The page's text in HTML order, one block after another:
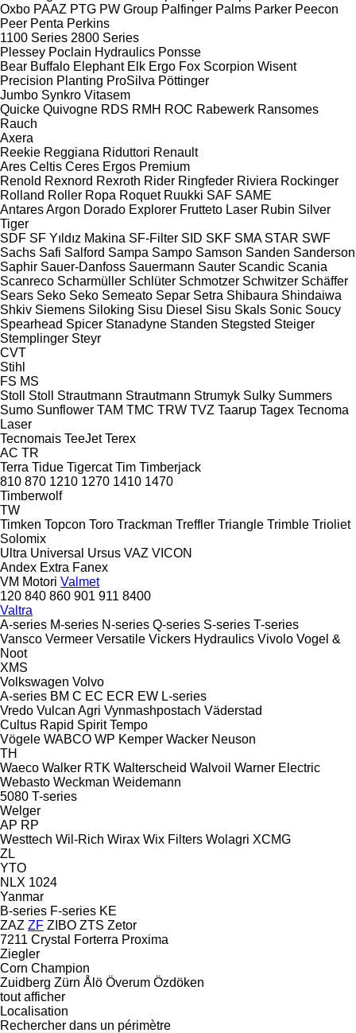
Oxbo PAAZ PTG PW Group Palfinger Palms Parker Peecon
Peer Penta Perkins
1100 Series 2800 Series
Plessey Poclain Hydraulics Ponsse
Bear Buffalo Elephant Elk Ergo Fox Scorpion Wisent
Precision Planting ProSilva Pöttinger
Jumbo Synkro Vitasem
Quicke Quivogne RDS RMH ROC Rabewerk Ransomes
Rauch
Axera
Reekie Reggiana Riduttori Renault
Ares Celtis Ceres Ergos Premium
Renold Rexnord Rexroth Rider Ringfeder Riviera Rockinger
Rolland Roller Ropa Roquet Ruukki SAF SAME
AntaresArgon Dorado Explorer Frutteto Laser Rubin Silver
Tiger
SDF SF Yıldız Makina SF-Filter SID SKF SMA STAR SWF
Sachs Safi Salford Sampa Sampo Samson Sanden Sanderson
Saphir Sauer-Danfoss Sauermann Sauter Scandic Scania
Scanreco Scharmüller Schlüter Schmotzer Schwitzer Schäffer
Sears Seko Seko Semeato Separ Setra Shibaura Shindaiwa
Shkiv Siemens Siloking Sisu Diesel Sisu Skals Sonic Soucy
Spearhead Spicer Stanadyne Standen Stegsted Steiger
Stemplinger Steyr
CVT
Stihl
FS MS
Stoll
Stoll Strautmann Strautmann Strumyk Sulky Summers
Sumo Sunflower TAM TMC TRW TVZ Taarup Tagex Tecnoma
Laser
Tecnomais TeeJet Terex
AC TR
Terra Tidue Tigercat Tim Timberjack
810 870 1210 1270 1410 1470
Timberwolf
TW
Timken Topcon Toro Trackman Treffler Triangle Trimble Trioliet
Solomix
Ultra Universal Ursus VAZ VICON
Andex Extra Fanex
VM Motori Valmet
120 840 860 901 911 8400
Valtra
A-series M-series N-series Q-series S-series T-series
Vansco Vermeer Versatile Vickers Hydraulics Vivolo Vogel &
Noot
XMS
Volkswagen Volvo
A-series BM C EC ECR EW L-series
Vredo Vulcan Agri Vynmashpostach Väderstad
Cultus Rapid Spirit Tempo
Vögele WABCO WP Kemper Wacker Neuson
TH
Waeco Walker RTK Walterscheid Walvoil Warner Electric
Webasto Weckman Weidemann
5080 T-series
Welger
AP RP
Westtech Wil-Rich Wirax Wix Filters Wolagri XCMG
ZL
YTO
NLX 1024
Yanmar
B-series F-series KE
ZAZ ZF ZIBO ZTS Zetor
7211 Crystal Forterra Proxima
Ziegler
Corn Champion
Zuidberg Zürn Ålö Överum Özdöken
tout afficher
Localisation
Rechercher dans un périmètre